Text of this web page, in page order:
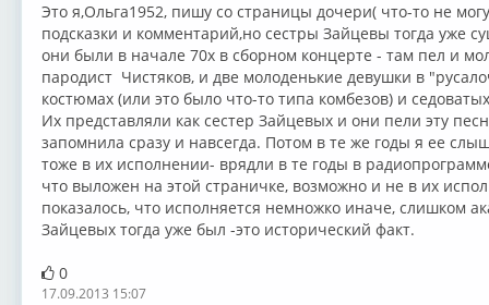
Это я,Ольга1952, пишу со страницы дочери( что-то не
подсказки и комментарий,но сестры Зайцевы тогда уже
они были в начале 70х в сборном концерте - там пел и
пародист Чистяков, и две молоденькие девушки в
костюмах (или это было что-то типа комбезов) и
Их представляли как сестер Зайцевых и они пели эту
запомнила сразу и навсегда. Потом в те же годы я ее
тоже в их исполнении- врядли в те годы в
что выложен на этой страничке, возможно и не в их
показалось, что исполняется немножко иначе, слишком
Зайцевых тогда уже был -это исторический факт.
0
17.09.2013 15:07